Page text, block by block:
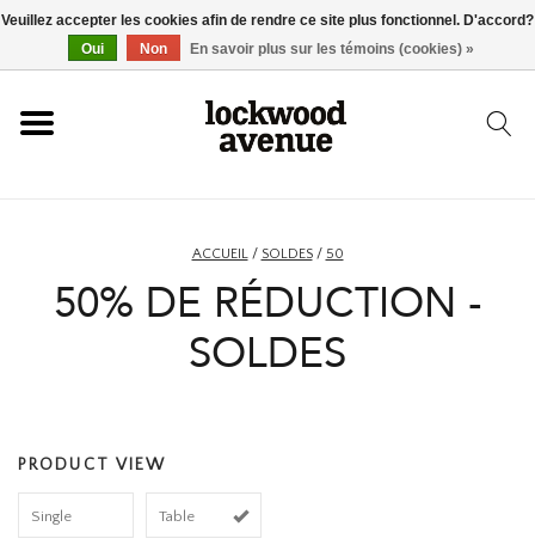
ACCUEIL
BASKETS
SKATEBOARD
ACCUEIL/ SOLDES/ 50
50% DE RÉDUCTION -
SOLDES
PRODUCT VIEW
Single Table
Veuillez accepter les cookies afin de rendre ce site plus fonctionnel. D'accord?
Oui
Non En savoir plus sur les témoins (cookies) »